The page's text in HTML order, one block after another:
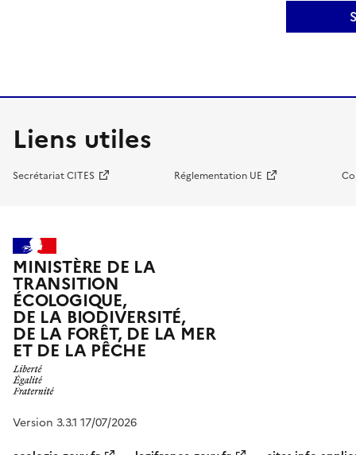
Liens utiles
Secrétariat CITES Réglementation UE
MINISTÈRE DE LA
TRANSITION
ÉCOLOGIQUE,
DE LA BIODIVERSITÉ,
DE LA FORÊT, DE LA MER
ET DE LA PÊCHE
Version 3.3.1 17/07/2026